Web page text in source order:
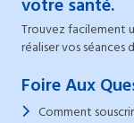
Trouvez facilement
réaliser vos
Foire Aux
Comment